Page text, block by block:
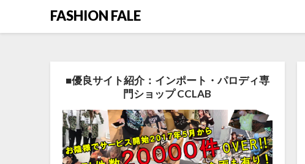
FASHION FALE
■優良サイト紹介：インポート・パロディ専
門ショップ CCLAB